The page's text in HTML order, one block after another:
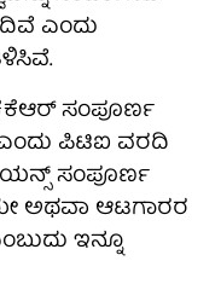
ಎಂದು
ಸಂಪೂರ್ಣ
ಎಂದು ಪಿಟಿಐ ವರದಿ
ಸಂಪೂರ್ಣ
ಅಥವಾ ಆಟಗಾರರ
ಇನ್ನೂ